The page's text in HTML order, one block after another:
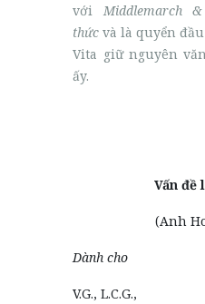
với Middlemarch &
thức và là quyển
Vita giữ nguyên
ấy.
Vấn đề
(Anh
Dành cho
V.G., L.C.G.,